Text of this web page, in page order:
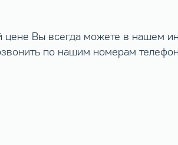
цене Вы всегда можете в нашем
по нашим номерам